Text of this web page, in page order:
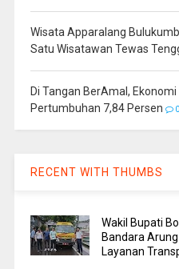
Wisata Apparalang
Satu Wisatawan Tewas
Di Tangan BerAmal,
Pertumbuhan 7,84 Persen
0
RECENT WITH THUMBS
Wakil Bupati
Bandara
Layanan